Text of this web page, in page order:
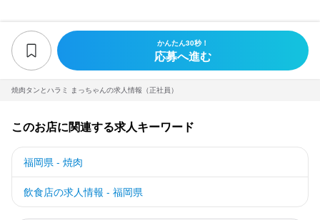
焼肉タンとハラミ まっちゃんの求人情報（正社員）
かんたん30秒！
応募へ進む
このお店に関連する求人キーワード
福岡県 - 焼肉
飲食店の求人情報 - 福岡県
応募資格
必須スキル・経験
コミュニケーション能力
求める人物像